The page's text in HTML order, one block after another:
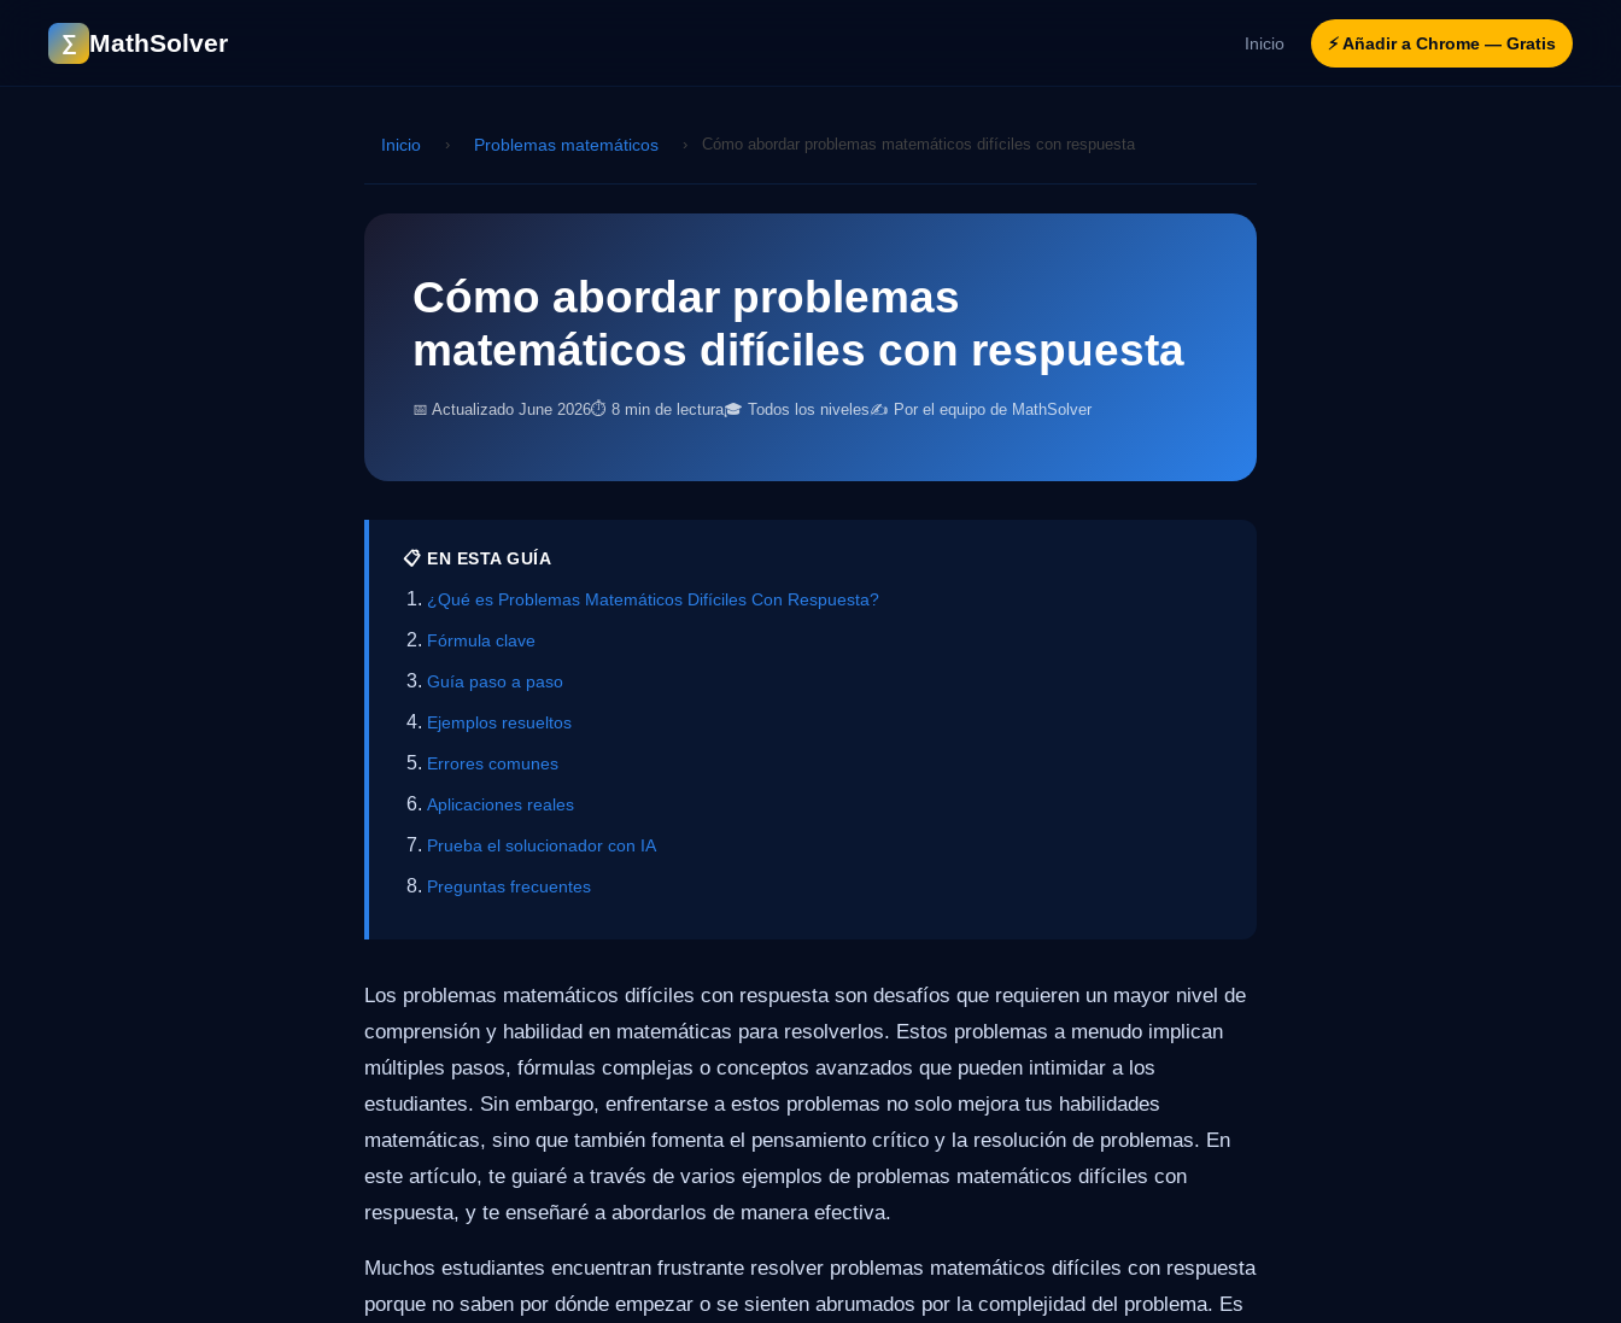
∑ MathSolver Inicio ⚡ Añadir a Chrome — Gratis
Inicio › Problemas matemáticos › Cómo abordar problemas matemáticos difíciles con respuesta
Cómo abordar problemas
matemáticos difíciles con respuesta
📅 Actualizado June 2026⏱ 8 min de lectura🎓 Todos los niveles✍️ Por el equipo de MathSolver
📋 EN ESTA GUÍA
¿Qué es Problemas Matemáticos Difíciles Con Respuesta?
Fórmula clave
Guía paso a paso
Ejemplos resueltos
Errores comunes
Aplicaciones reales
Prueba el solucionador con IA
Preguntas frecuentes
Los problemas matemáticos difíciles con respuesta son desafíos que requieren un mayor nivel de
comprensión y habilidad en matemáticas para resolverlos. Estos problemas a menudo implican
múltiples pasos, fórmulas complejas o conceptos avanzados que pueden intimidar a los
estudiantes. Sin embargo, enfrentarse a estos problemas no solo mejora tus habilidades
matemáticas, sino que también fomenta el pensamiento crítico y la resolución de problemas. En
este artículo, te guiaré a través de varios ejemplos de problemas matemáticos difíciles con
respuesta, y te enseñaré a abordarlos de manera efectiva.
Muchos estudiantes encuentran frustrante resolver problemas matemáticos difíciles con respuesta
porque no saben por dónde empezar o se sienten abrumados por la complejidad del problema. Es